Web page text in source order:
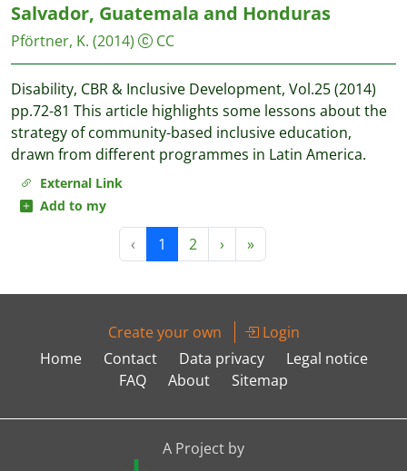
External Link
Add to my
Salvador, Guatemala and Honduras
Pförtner, K. (2014) CC
Disability, CBR & Inclusive Development, Vol.25 (2014)
pp.72-81 This article highlights some lessons about the
strategy of community-based inclusive education,
drawn from different programmes in Latin America.
‹ 1 2 › »
Create your own
Login
Home
Contact Data privacy
Legal notice
FAQ
About Sitemap
A Project by